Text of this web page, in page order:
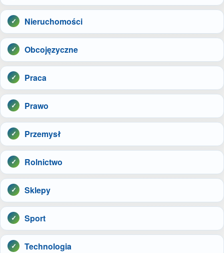
Nieruchomości
Obcojęzyczne
Praca
Prawo
Przemysł
Rolnictwo
Sklepy
Sport
Technologia